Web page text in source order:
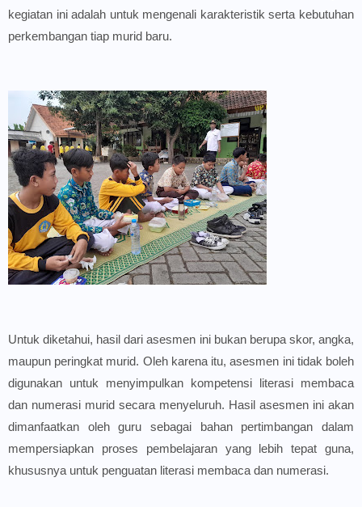
kegiatan ini adalah untuk mengenali karakteristik serta kebutuhan
perkembangan tiap murid baru.
Untuk diketahui, hasil dari asesmen ini bukan berupa skor, angka,
maupun peringkat murid. Oleh karena itu, asesmen ini tidak boleh
digunakan untuk menyimpulkan kompetensi literasi membaca
dan numerasi murid secara menyeluruh. Hasil asesmen ini akan
dimanfaatkan oleh guru sebagai bahan pertimbangan dalam
mempersiapkan proses pembelajaran yang lebih tepat guna,
khususnya untuk penguatan literasi membaca dan numerasi.